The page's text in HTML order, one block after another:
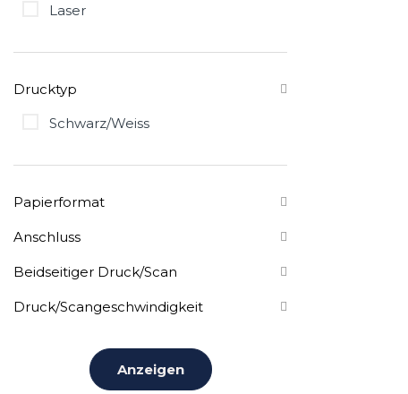
Laser
Drucktyp
Schwarz/Weiss
Papierformat
Anschluss
Beidseitiger Druck/Scan
Druck/Scangeschwindigkeit
Anzeigen